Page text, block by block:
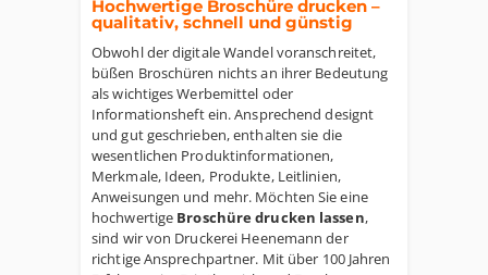
Hochwertige Broschüre drucken –
qualitativ, schnell und günstig
Obwohl der digitale Wandel voranschreitet,
büßen Broschüren nichts an ihrer Bedeutung
als wichtiges Werbemittel oder
Informationsheft ein. Ansprechend designt
und gut geschrieben, enthalten sie die
wesentlichen Produktinformationen,
Merkmale, Ideen, Produkte, Leitlinien,
Anweisungen und mehr. Möchten Sie eine
hochwertige Broschüre drucken lassen,
sind wir von Druckerei Heenemann der
richtige Ansprechpartner. Mit über 100 Jahren